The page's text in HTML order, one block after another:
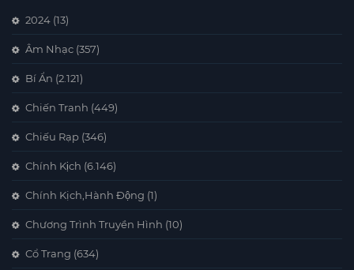
2024 (13)
Âm Nhạc (357)
Bí Ẩn (2.121)
Chiến Tranh (449)
Chiếu Rạp (346)
Chính Kịch (6.146)
Chính Kịch,Hành Động (1)
Chương Trình Truyền Hình (10)
Cổ Trang (634)